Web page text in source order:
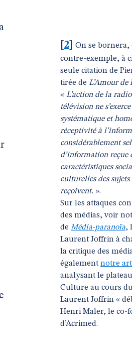
2
On se bornera,
contre-exemple, à
seule citation de
tirée de L’Amour de
« L’action de la
télévision ne
systématique et
réceptivité à
considérablement
d’information reçue
caractéristiques
culturelles des
reçoivent. ».
Sur les attaques
des médias, voir
de Média-paranoïa,
Laurent Joffrin à
la critique des
également notre
analysant le
Culture au cours
Laurent Joffrin «
Henri Maler, le co-
d’Acrimed.